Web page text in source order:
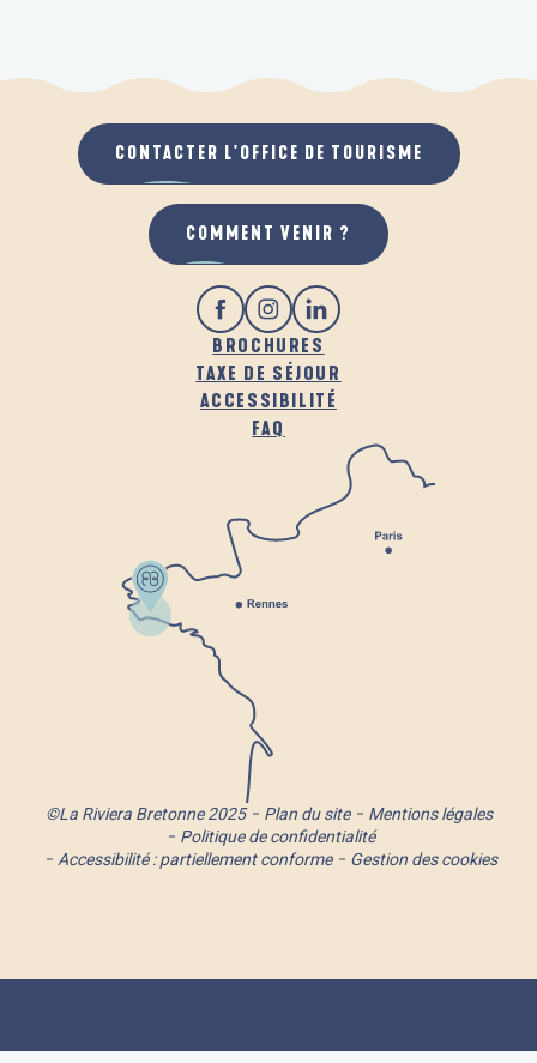
BROCHURES
TAXE DE SÉJOUR
ACCESSIBILITÉ
FAQ
CONTACTER L'OFFICE DE TOURISME
COMMENT VENIR ?
©La Riviera Bretonne 2025 Plan du site
Mentions légales
Politique de confidentialité
Accessibilité : partiellement conforme
Gestion des cookies